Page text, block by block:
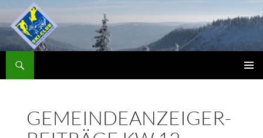
Zum
Inhalt
springen
Skiclub
GEMEINDEANZEIGER-